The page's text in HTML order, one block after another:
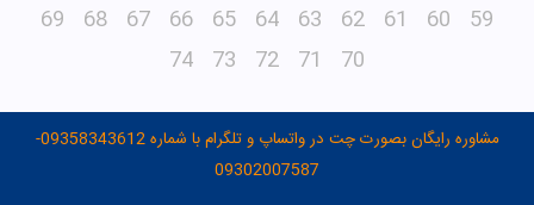
59
60
61
62
63
64
65
66
67
68
69
70
71
72
73
74
مشاوره رایگان بصورت چت در واتساپ و تلگرام با شماره 09358343612-
09302007587